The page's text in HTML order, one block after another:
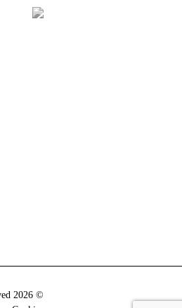
© 2026 All rights reserved.